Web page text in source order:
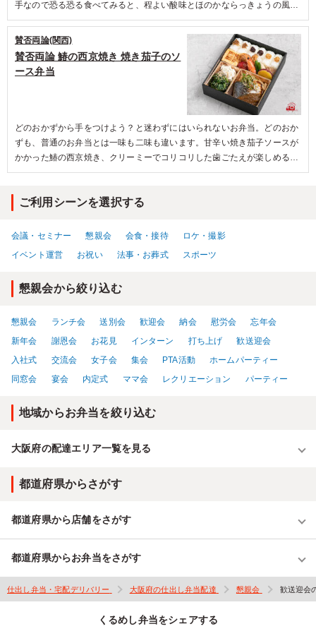
手なので恐る恐る食べてみると、程よい酸味とほのかならっきょうの風
味。胡麻やネギも香り良く、唐揚げ自体とのバランスも良く美味。らっき
ょうが苦手な方にも試していただきたいです。店舗でも人気があるという
おかき揚げは初めての食感、これまた初めての杏トマトもフルーツのよう
に甘く、皮も剥かれ丁寧な調理がうかがえます。一品一品のこだわりを感
じ、美味しく楽しく笑顔になれるお弁当でした！
賛否両論 鰆の西京焼き 焼き茄子のソ
ース弁当
賛否両論(関西)
どのおかずから手をつけよう？と迷わずにはいられないお弁当。どのおか
ずも、普通のお弁当とは一味も二味も違います。甘辛い焼き茄子ソースが
かかった鰆の西京焼き、クリーミーでコリコリした歯ごたえが楽しめるポ
テトサラダ、ほろ苦さがクセになる青菜の胡麻和え、杏子の香りと優しい
ました。幅広い年齢層のお客さまに食べていただきたいお弁当です。
ご利用シーンを選択する
会議・セミナー 懇親会 会食・接待
ロケ・撮影
イベント運営
お祝い 法事・お葬式 スポーツ
懇親会から絞り込む
懇親会 ランチ会 送別会 歓迎会 納会 慰労会
忘年会
新年会
謝恩会 お花見 インターン 打ち上げ
歓送迎会
入社式
交流会 女子会 集会 PTA活動
ホームパーティー
同窓会
宴会 内定式 ママ会 レクリエーション パーティー
地域からお弁当を絞り込む
大阪府の配達エリア一覧を見る
都道府県からさがす
都道府県から店舗をさがす
都道府県からお弁当をさがす
仕出し弁当・宅配デリバリー 大阪府の仕出し弁当配達 懇親会 歓送迎会
くるめし弁当をシェアする